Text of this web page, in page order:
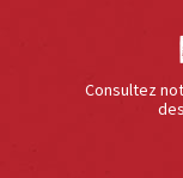
Consultez